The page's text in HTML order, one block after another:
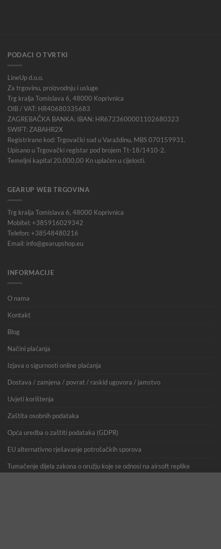
PODACI O TVRTKI
LineUp d.o.o.
Za trgovinu, proizvodnju i usluge
Trg kralja Tomislava 6, 48000 Koprivnica
OIB / VAT: HR40680335683
ZAGREBAČKA BANKA: IBAN: HR6723600001102680323
SWIFT: ZABAHR2X
Registrirano kod: Trgovački sud u Varaždinu, MBS 070159931.
Upisano u Trgovački registar pod brojem Tt-18/1410-2.
Temeljni kapital 20.000,00 Kn uplaćen u cijelosti.
GEARUP WEB TRGOVINA
Trg kralja Tomislava 6, 48000 Koprivnica
Mobitel: +385916029342
Telefon: +38548480216
Email: info@gearupshop.eu
INFORMACIJE
O nama
Kontakt
Blog
Načini plaćanja
Izjava o sigurnosti online plaćanja
Dostava / zamjena / povrat / raskid ugovora / jamstvo
Uvjeti korištenja
Zaštita osobnih podataka
Opća uredba o zaštiti podataka (GDPR)
EU alternativno rješavanje potrošačkih sporova
Tumačenje dijela zakona o oružju koje se odnosi na airsoft replike